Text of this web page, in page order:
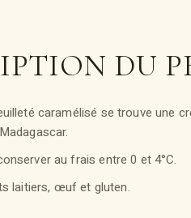
DU
caramélisé se trouve une
au frais entre 0 et 4°C.
laitiers, œuf et gluten.